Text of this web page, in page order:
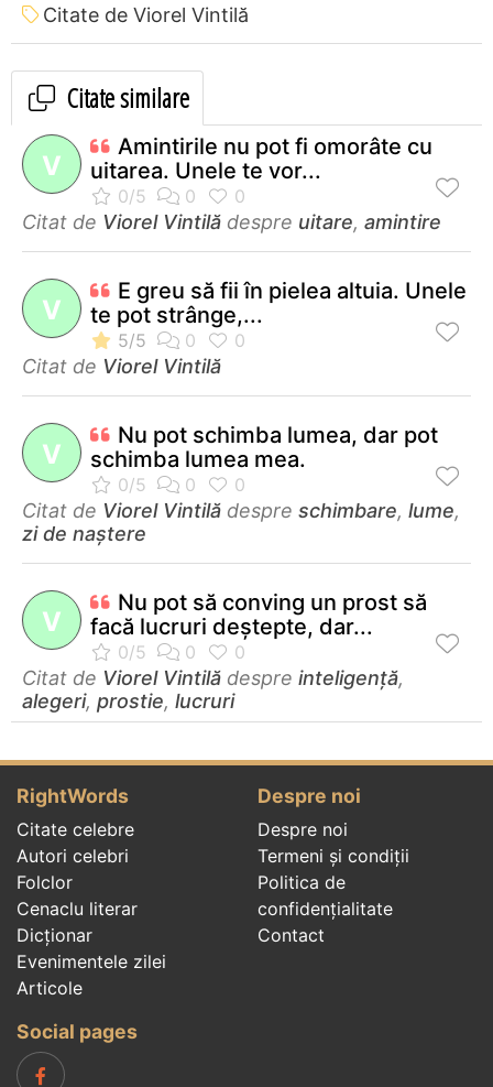
Citate de Viorel Vintilă
Citate similare
V
Amintirile nu pot fi omorâte cu
uitarea. Unele te vor...
Citat de Viorel Vintilă despre uitare, amintire
V
E greu să fii în pielea altuia. Unele
te pot strânge,...
Citat de Viorel Vintilă
V
Nu pot schimba lumea, dar pot
schimba lumea mea.
Citat de Viorel Vintilă despre schimbare, lume,
zi de naștere
V
Nu pot să conving un prost să
facă lucruri deştepte, dar...
Citat de Viorel Vintilă despre inteligență,
alegeri, prostie, lucruri
RightWords
Citate celebre
Autori celebri
Folclor
Cenaclu literar
Dicționar
Evenimentele zilei
Articole
Despre noi
Despre noi
Termeni și condiții
Politica de
confidenţialitate
Contact
Social pages